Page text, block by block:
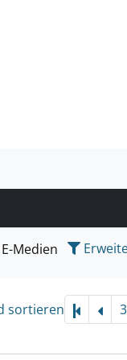
suchen wollen.
E-Medien
sortieren